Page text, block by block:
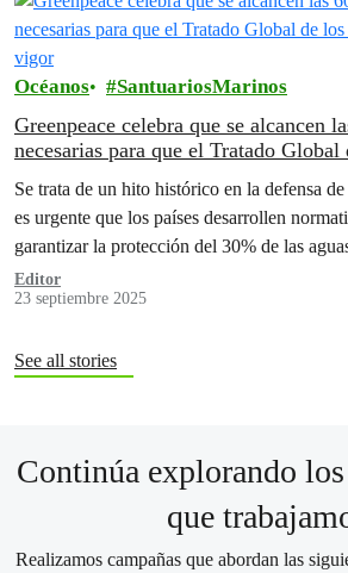
Océanos SantuariosMarinos
Greenpeace celebra que se alcancen
necesarias para que el Tratado Global
Se trata de un hito histórico en la defensa
es urgente que los países desarrollen
garantizar la protección del 30% de las
de 2030
Editor
23 septiembre 2025
See all stories
Continúa explorando
que
Realizamos campañas que abordan las